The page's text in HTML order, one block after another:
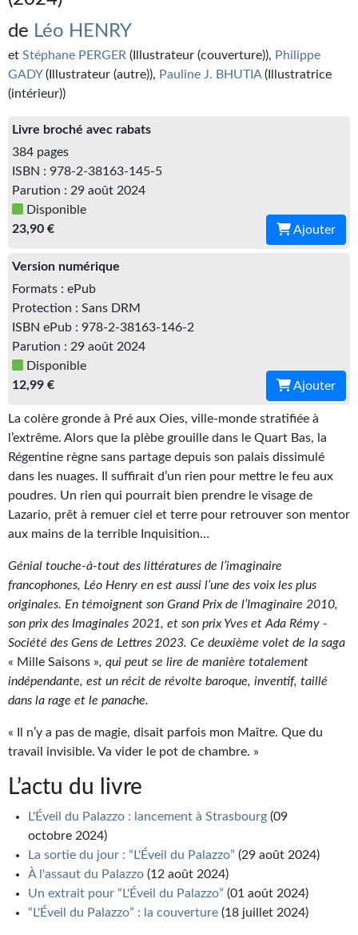
Kvasar
Wotan
NUMÉRIQUE
Romans et recueils
Nouvelles
Bifrost
Livres audio
Gratuit
Sans DRM
BIFROST
Tous les numéros
En numérique
Les critiques
Le blog
Le prix des lecteurs
GOODIES
Tirages d’art Une Heure-Lumière
PLUS
À paraître
Revue de presse
Récompenses
Newsletter
de Léo HENRY
et Stéphane PERGER (Illustrateur (couverture)), Philippe
GADY(Illustrateur (autre)), Pauline J. BHUTIA(Illustratrice
(intérieur))
Livre broché avec rabats
384 pages
ISBN : 978-2-38163-145-5
Parution : 29 août 2024
Disponible
23,90 €
Ajouter
Version numérique
Formats : ePub
Protection : Sans DRM
ISBN ePub : 978-2-38163-146-2
Parution : 29 août 2024
Disponible
12,99 €
Ajouter
La colère gronde à Pré aux Oies, ville-monde stratifiée à
l’extrême. Alors que la plèbe grouille dans le Quart Bas, la
Régentine règne sans partage depuis son palais dissimulé
dans les nuages. Il suffirait d’un rien pour mettre le feu aux
poudres. Un rien qui pourrait bien prendre le visage de
Lazario, prêt à remuer ciel et terre pour retrouver son mentor
aux mains de la terrible Inquisition…
Génial touche-à-tout des littératures de l’imaginaire
francophones, Léo Henry en est aussi l’une des voix les plus
originales. En témoignent son Grand Prix de l’Imaginaire 2010,
son prix des Imaginales 2021, et son prix Yves et Ada Rémy -
Société des Gens de Lettres 2023. Ce deuxième volet de la saga
« Mille Saisons », qui peut se lire de manière totalement
indépendante, est un récit de révolte baroque, inventif, taillé
dans la rage et le panache.
« Il n’y a pas de magie, disait parfois mon Maître. Que du
travail invisible. Va vider le pot de chambre. »
L’actu du livre
L'Éveil du Palazzo : lancement à Strasbourg (09
octobre 2024)
La sortie du jour : “L'Éveil du Palazzo” (29 août 2024)
À l'assaut du Palazzo (12 août 2024)
Un extrait pour “L'Éveil du Palazzo” (01 août 2024)
“L'Éveil du Palazzo” : la couverture (18 juillet 2024)